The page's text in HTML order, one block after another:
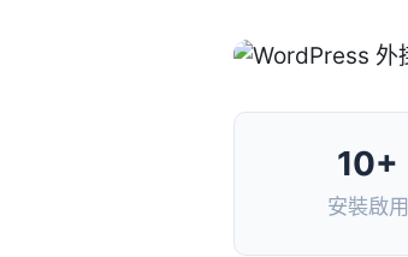
10+
安裝啟用